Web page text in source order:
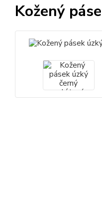
Kožený